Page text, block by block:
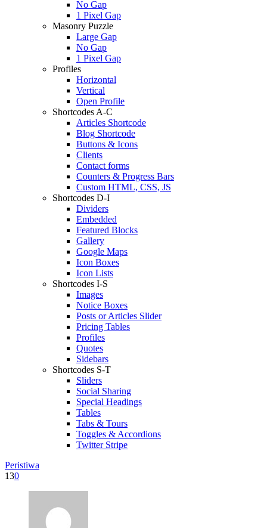
No Gap
1 Pixel Gap
Masonry Puzzle
Large Gap
No Gap
1 Pixel Gap
Profiles
Horizontal
Vertical
Open Profile
Shortcodes A-C
Articles Shortcode
Blog Shortcode
Buttons & Icons
Clients
Contact forms
Counters & Progress Bars
Custom HTML, CSS, JS
Shortcodes D-I
Dividers
Embedded
Featured Blocks
Gallery
Google Maps
Icon Boxes
Icon Lists
Shortcodes I-S
Images
Notice Boxes
Posts or Articles Slider
Pricing Tables
Profiles
Quotes
Sidebars
Shortcodes S-T
Sliders
Social Sharing
Special Headings
Tables
Tabs & Tours
Toggles & Accordions
Twitter Stripe
Peristiwa
130